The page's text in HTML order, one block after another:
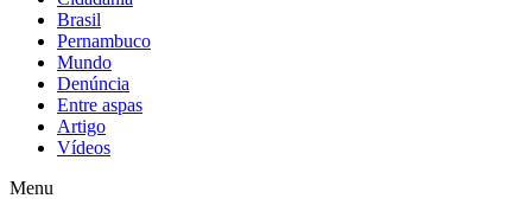
Brasil
Pernambuco
Mundo
Denúncia
Entre aspas
Artigo
Vídeos
Menu